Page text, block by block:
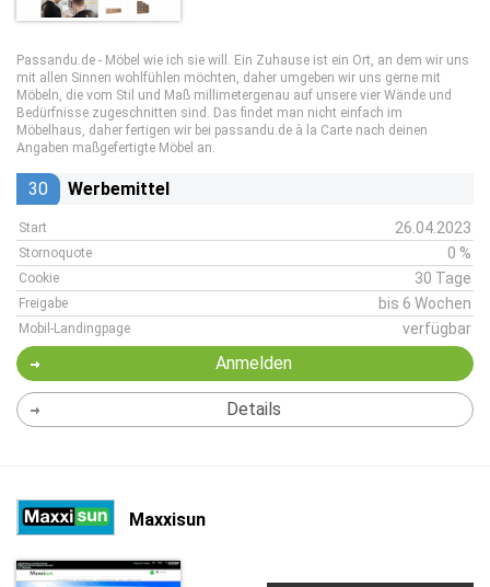
Passandu.de - Möbel wie ich sie will. Ein Zuhause ist ein Ort, an dem wir uns
mit allen Sinnen wohlfühlen möchten, daher umgeben wir uns gerne mit
Möbeln, die vom Stil und Maß millimetergenau auf unsere vier Wände und
Bedürfnisse zugeschnitten sind. Das findet man nicht einfach im
Möbelhaus, daher fertigen wir bei passandu.de à la Carte nach deinen
Angaben maßgefertigte Möbel an.
30 Werbemittel
Start 26.04.2023
Stornoquote 0 %
Cookie 30 Tage
Freigabe bis 6 Wochen
Mobil-Landingpage verfügbar
Anmelden
Details
Maxxisun